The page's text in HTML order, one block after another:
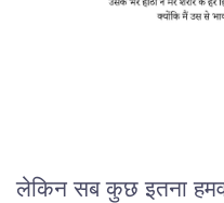
लेकिन सब कुछ इतना